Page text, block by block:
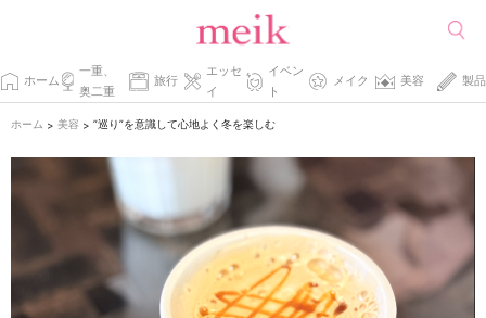
ホーム
一重、
奥二重
旅行
エッセ
イ
イベン
ト
メイク 美容 製品
ホーム > 美容 > ”巡り”を意識して心地よく冬を楽しむ